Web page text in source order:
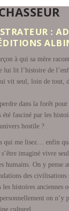
:
à qui sa mère
lui lit l’histoire de
vit seul, loin de tout,
dans la forêt
été fasciné par les
hostile ?
qui me lisez… enfin
imaginé vivre
humains. On y pense
des civilisations
les histoires anciennes
on n’y
culturel.